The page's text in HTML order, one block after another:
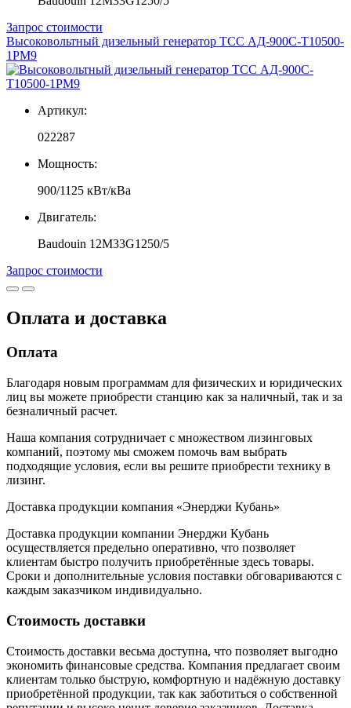
Запрос стоимости
Высоковольтный дизельный генератор ТСС АД-900С-Т10500-
1РМ9
Артикул:
022287
Мощность:
900/1125 кВт/кВа
Двигатель:
Baudouin 12M33G1250/5
Запрос стоимости
Оплата и доставка
Оплата
Благодаря новым программам для физических и юридических
лиц вы можете приобрести станцию как за наличный, так и за
безналичный расчет.
Наша компания сотрудничает с множеством лизинговых
компаний, поэтому мы сможем помочь вам выбрать
подходящие условия, если вы решите приобрести технику в
лизинг.
Доставка продукции компания «Энерджи Кубань»
Доставка продукции компании Энерджи Кубань
осуществляется предельно оперативно, что позволяет
клиентам быстро получить приобретённые здесь товары.
Сроки и дополнительные условия поставки обговариваются с
каждым заказчиком индивидуально.
Стоимость доставки
Стоимость доставки весьма доступна, что позволяет выгодно
экономить финансовые средства. Компания предлагает своим
клиентам только быструю, комфортную и надёжную доставку
приобретённой продукции, так как заботиться о собственной